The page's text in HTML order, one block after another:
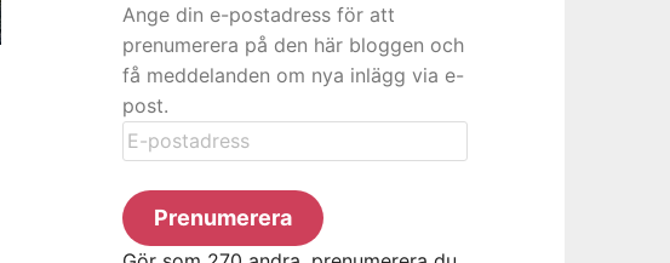
Ange din e-postadress för att
prenumerera på den här bloggen och
få meddelanden om nya inlägg via e-
post.
E-
postadress
Prenumerera